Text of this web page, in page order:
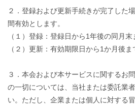
２．登録および更新手続きが完了した
間有効とします。
（１）登録：登録日から1年後の同月末
（２）更新：有効期限日から1か月後ま
３．本会および本サービスに関するお
の一切については、当社または委託業
い。ただし、企業または個人に対する